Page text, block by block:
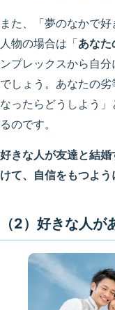
また、「夢のなかで
人物の場合は「あなた
ンプレックスから自
でしょう。あなたの
なったらどうしよう
るのです。
好きな人が友達と結
けて、自信をもつよう
（2）好きな人